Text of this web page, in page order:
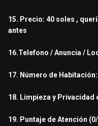
15. Precio: 40 soles ,
antes
16.Telefono / Anuncia /
17. Número de
18. Limpieza y
19. Puntaje de Atención